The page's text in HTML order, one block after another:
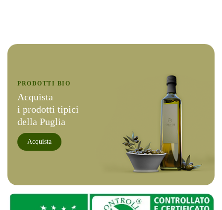
PRODOTTI BIO
Acquista
i prodotti tipici
della Puglia
Acquista